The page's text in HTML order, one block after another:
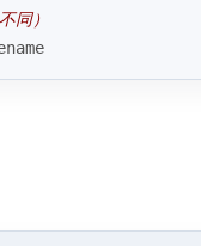
同）